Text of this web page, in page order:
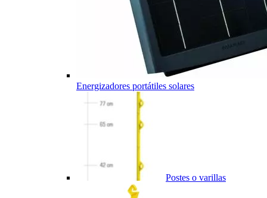
Energizadores portátiles solares
Postes o varillas